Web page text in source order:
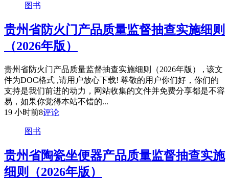
图书
贵州省防火门产品质量监督抽查实施细则
（2026年版）
贵州省防火门产品质量监督抽查实施细则（2026年版） , 该文
件为DOC格式 ,请用户放心下载! 尊敬的用户你们好，你们的
支持是我们前进的动力，网站收集的文件并免费分享都是不容
易，如果你觉得本站不错的...
19 小时前8评论
图书
贵州省陶瓷坐便器产品质量监督抽查实施
细则（2026年版）